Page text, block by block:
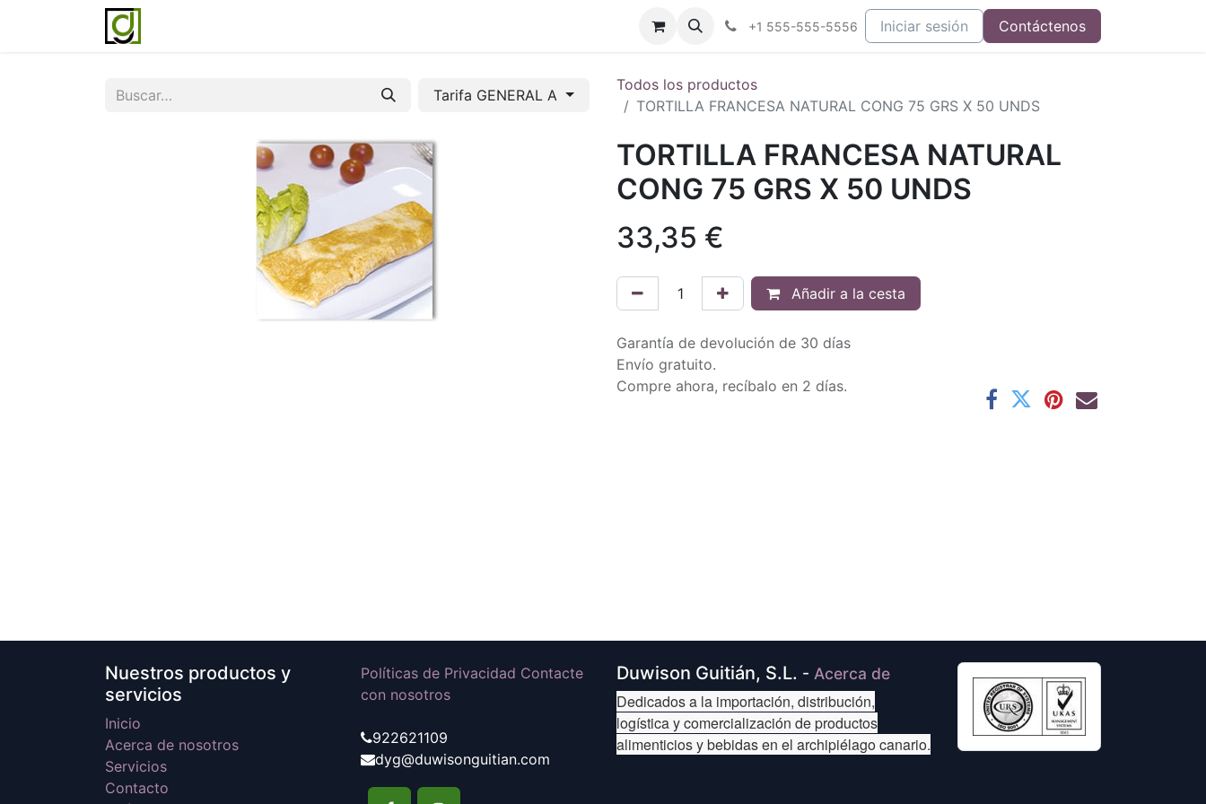
Blog Contáctenos
+1 555-555-5556 Iniciar sesión Contáctenos
Tarifa GENERAL A
Todos los productos
TORTILLA FRANCESA NATURAL CONG 75 GRS X 50 UNDS
TORTILLA FRANCESA NATURAL
CONG 75 GRS X 50 UNDS
33,35 €
Añadir a la cesta
Garantía de devolución de 30 días
Envío gratuito.
Compre ahora, recíbalo en 2 días.
Nuestros productos y
servicios
Inicio
Acerca de nosotros
Servicios
Contacto
Políticas de Privacidad Contacte
con nosotros
922621109
dyg@duwisonguitian.com
Duwison Guitián, S.L. - Acerca de
Dedicados a la importación, distribución,
logística y comercialización de productos
alimenticios y bebidas en el archipiélago canario.